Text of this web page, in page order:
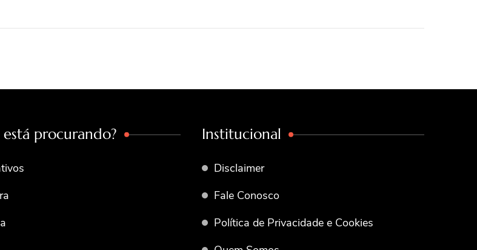
procurando? Institucional
Disclaimer
Fale Conosco
Política de Privacidade e Cookies